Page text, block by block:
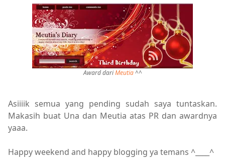
Award dariMeutia^^
Asiiiik semua yang pending sudah saya tuntaskan.
Makasih buat Una dan Meutia atas PR dan awardnya
yaaa.
Happy weekend and happy blogging ya temans ^____^